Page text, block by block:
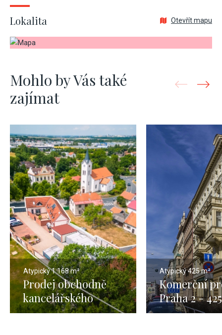
Lokalita Otevřít mapu
Mohlo by Vás také
zajímat
Atypický1 168 m²
Prodej obchodně
kancelářského
prostoru s
Atypický425 m²
Komerční
Praha 2 -